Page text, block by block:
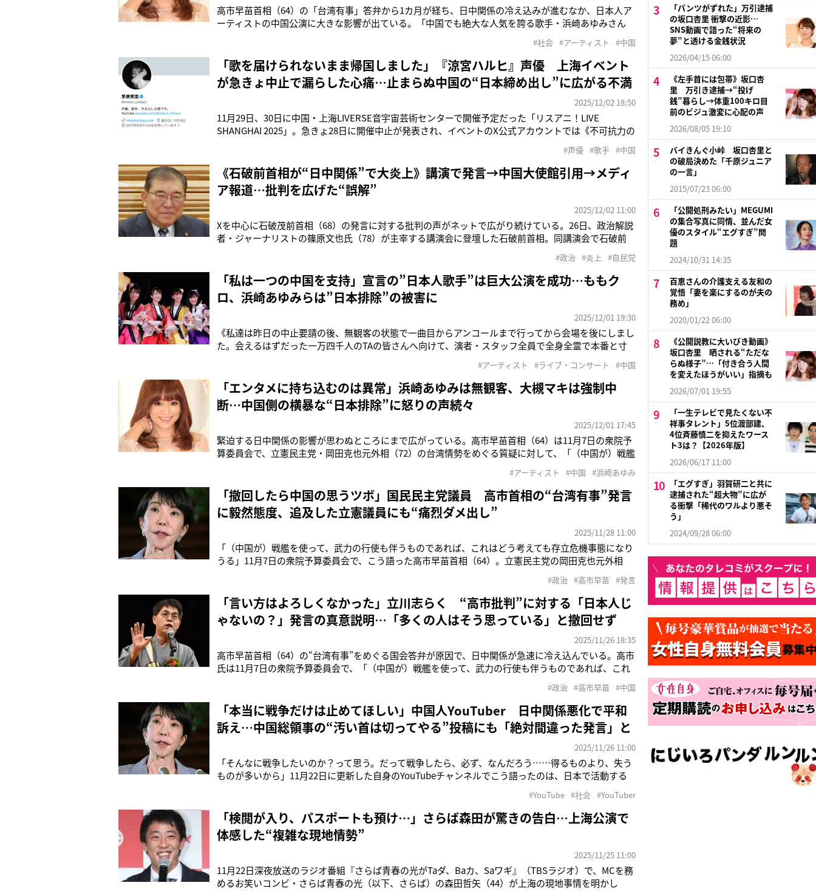
高市早苗首相（64）の「台湾有事」答弁から1カ月が経ち、日中関係の冷え込みが進むなか、日本人ア
ーティストの中国公演に大きな影響が出ている。「中国でも絶大な人気を誇る歌手・浜崎あゆみさん
《五日間かけて上海のステージを本日組み終えましたが、午前に急遽公演中止の要請を受けました》
と明かしていました。そのほか、2
#社会 #アーティスト #中国
「歌を届けられないまま帰国しました」『涼宮ハルヒ』声優 上海イベント
が急きょ中止で漏らした心痛…止まらぬ中国の“日本締め出し”に広がる不満
2025/12/02 18:50
11月29日、30日に中国・上海LIVERSE音宇宙芸術センターで開催予定だった「リスアニ！LIVE
SHANGHAI 2025」。急きょ28日に開催中止が発表され、イベントのX公式アカウントでは《不可抗力の
響しているものと見られている。「11月7日の衆院予算委員会では、高市早苗首相（64）が台湾情勢を
めぐる
#声優 #歌手 #中国
《石破前首相が“日中関係”で大炎上》講演で発言→中国大使館引用→メディ
ア報道…批判を広げた“誤解”
2025/12/02 11:00
Xを中心に石破茂前首相（68）の発言に対する批判の声がネットで広がり続けている。26日、政治解説
者・ジャーナリストの篠原文也氏（78）が主宰する講演会に登壇した石破前首相。同講演会で石破前
47年の日中国交回復以来、神経を使ってきた。だから、台湾が中国の一部であるという中国の考えを
日本は理解し、歴代政権は尊重し
#政治 #炎上 #自民党
「私は一つの中国を支持」宣言の”日本人歌手”は巨大公演を成功…ももク
ロ、浜崎あゆみらは”日本排除”の被害に
2025/12/01 19:30
《私達は昨日の中止要請の後、無観客の状態で一曲目からアンコールまで行ってから会場を後にしまし
た。会えるはずだった一万四千人のTAの皆さんへ向けて、演者・スタッフ全員で全身全霊で本番と寸
ムのストーリーズで、思いの丈をこう打ち明けたのは歌手の浜崎あゆみ（47）。浜崎は29日に中国・
上海での公演を予定していたが
#アーティスト #ライブ・コンサート #中国
「エンタメに持ち込むのは異常」浜崎あゆみは無観客、大槻マキは強制中
断…中国側の横暴な“日本排除”に怒りの声続々
2025/12/01 17:45
緊迫する日中関係の影響が思わぬところにまで広がっている。高市早苗首相（64）は11月7日の衆院予
算委員会で、立憲民主党・岡田克也元外相（72）の台湾情勢をめぐる質疑に対して、「（中国が）戦艦
言。“台湾有事”に際して自衛隊が武力行使に踏み切る可能性を示唆したかたちだが、中国側は猛反発
し、繰り返し撤回を要求。自国民に
#アーティスト #中国 #浜崎あゆみ
「撤回したら中国の思うツボ」国民民主党議員 高市首相の“台湾有事”発言
に毅然態度、追及した立憲議員にも“痛烈ダメ出し”
2025/11/28 11:00
「（中国が）戦艦を使って、武力の行使も伴うものであれば、これはどう考えても存立危機事態になり
うる」11月7日の衆院予算委員会で、こう語った高市早苗首相（64）。立憲民主党の岡田克也元外相
に対する答弁だ。台湾有事に際して自衛隊が武力行使に踏み切る可能性を示唆した高市氏だが、中国
側は再三にわたって発言の撤回を要
#政治 #高市早苗 #発言
「言い方はよろしくなかった」立川志らく “高市批判”に対する「日本人じ
ゃないの？」発言の真意説明…「多くの人はそう思っている」と撤回せず
2025/11/26 18:35
高市早苗首相（64）の“台湾有事”をめぐる国会答弁が原因で、日中関係が急速に冷え込んでいる。高市
氏は11月7日の衆院予算委員会で、「（中国が）戦艦を使って、武力の行使も伴うものであれば、これ
は、自衛隊が武力行使に踏み切る可能性を示したのだが、台湾を“内政問題”とする中国は答弁に猛反
発。以降、中国が日本への渡
#政治 #高市早苗 #中国
「本当に戦争だけは止めてほしい」中国人YouTuber 日中関係悪化で平和
訴え…中国総領事の“汚い首は切ってやる”投稿にも「絶対間違った発言」と
2025/11/26 11:00
「そんなに戦争したいのか？って思う。だって戦争したら、必ず、なんだろう……得るものより、失う
ものが多いから」11月22日に更新した自身のYouTubeチャンネルでこう語ったのは、日本で活動する
し、チャンネル登録者は22万人を超えている。普段は政治的な発言はほとんど行っていないが、日中関
係が悪化している
#YouTube #社会 #YouTuber
「検閲が入り、パスポートも預け…」さらば森田が驚きの告白…上海公演で
体感した“複雑な現地情勢”
2025/11/25 11:00
11月22日深夜放送のラジオ番組『さらば青春の光がTaダ、Baカ、Saワギ』（TBSラジオ）で、MCを務
めるお笑いコンビ・さらば青春の光（以下、さらば）の森田哲矢（44）が上海の現地事情を明かし
「パンツがずれた」万引逮捕
の坂口杏里 衝撃の近影…
SNS動画で語った“将来の
夢”と透ける金銭状況
2026/04/15 06:00
《左手首には包帯》坂口杏
里 万引き逮捕→“投げ
銭”暮らし→体重100キロ目
前のビジュ激変に心配の声
2026/08/05 19:10
バイきんぐ小峠 坂口杏里と
の破局決めた「千原ジュニア
の一言」
2015/07/23 06:00
「公開処刑みたい」MEGUMI
の集合写真に同情、並んだ女
優のスタイル“エグすぎ”問
題
2024/10/31 14:35
百恵さんの介護支える友和の
覚悟「妻を楽にするのが夫の
務め」
2020/01/22 06:00
《公開説教に大いびき動画》
坂口杏里 晒される“ただな
らぬ様子”…「付き合う人間
を変えたほうがいい」指摘も
2026/07/01 19:55
「一生テレビで見たくない不
祥事タレント」5位渡部建、
4位斉藤慎二を抑えたワース
ト3は？【2026年版】
2026/06/17 11:00
「エグすぎ」羽賀研二と共に
逮捕された“超大物”に広が
る衝撃「稀代のワルより悪そ
う」
2024/09/28 06:00